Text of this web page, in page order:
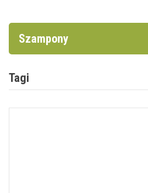
Szampony
Tagi